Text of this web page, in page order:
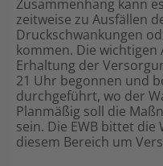
Zusammenhang kann
zeitweise zu Ausfällen
Druckschwankungen
kommen. Die
Erhaltung der
21 Uhr begonnen und
durchgeführt, wo der
Planmäßig soll die
sein. Die EWB bittet
diesem Bereich um